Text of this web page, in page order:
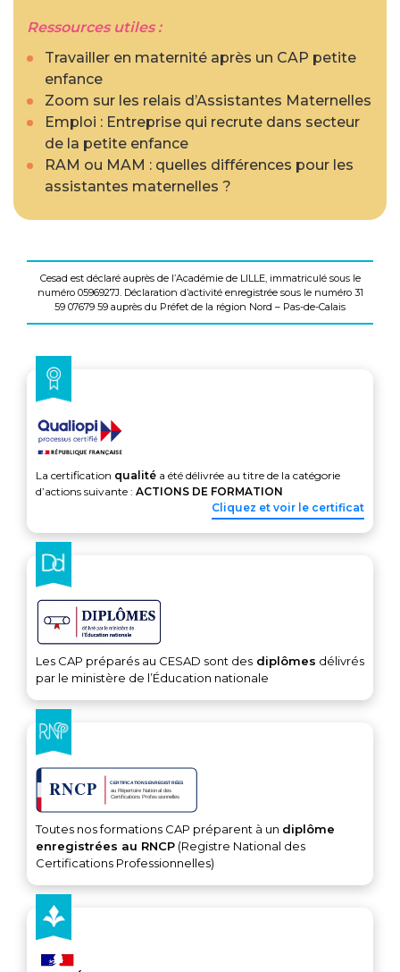
Ressources utiles :
Travailler en maternité après un CAP petite
enfance
Zoom sur les relais d’Assistantes Maternelles
Emploi : Entreprise qui recrute dans secteur
de la petite enfance
RAM ou MAM : quelles différences pour les
assistantes maternelles ?
Cesad est déclaré auprès de l’Académie de LILLE, immatriculé sous le
numéro 0596927J. Déclaration d’activité enregistrée sous le numéro 31
59 07679 59 auprès du Préfet de la région Nord – Pas-de-Calais
La certification qualité a été délivrée au titre de la catégorie
d’actions suivante : ACTIONS DE FORMATION
Cliquez et voir le certificat
Les CAP préparés au CESAD sont des diplômes délivrés
par le ministère de l’Éducation nationale
Toutes nos formations CAP préparent à un diplôme
enregistrées au RNCP (Registre National des
Certifications Professionnelles)